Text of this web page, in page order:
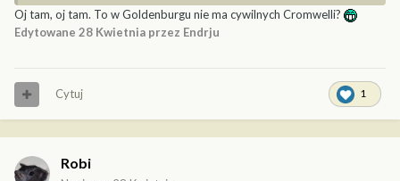
Oj tam, oj tam. To w Goldenburgu nie ma cywilnych Cromwelli?
Edytowane 28 Kwietnia przez Endrju
1
Cytuj
Robi